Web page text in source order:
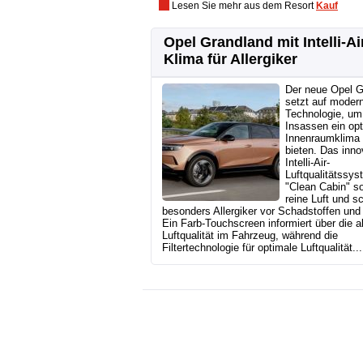
Lesen Sie mehr aus dem Resort Kauf
Opel Grandland mit Intelli-
Klima für Allergiker
Der neue Opel
setzt auf
Technologie, um
Insassen ein
Innenraumklima
bieten. Das
Intelli-Air-
"Clean Cabin"
reine Luft und
besonders Allergiker vor Schadstoffen
Ein Farb-Touchscreen informiert über die
Luftqualität im Fahrzeug, während die
Filtertechnologie für optimale Luftqualität...